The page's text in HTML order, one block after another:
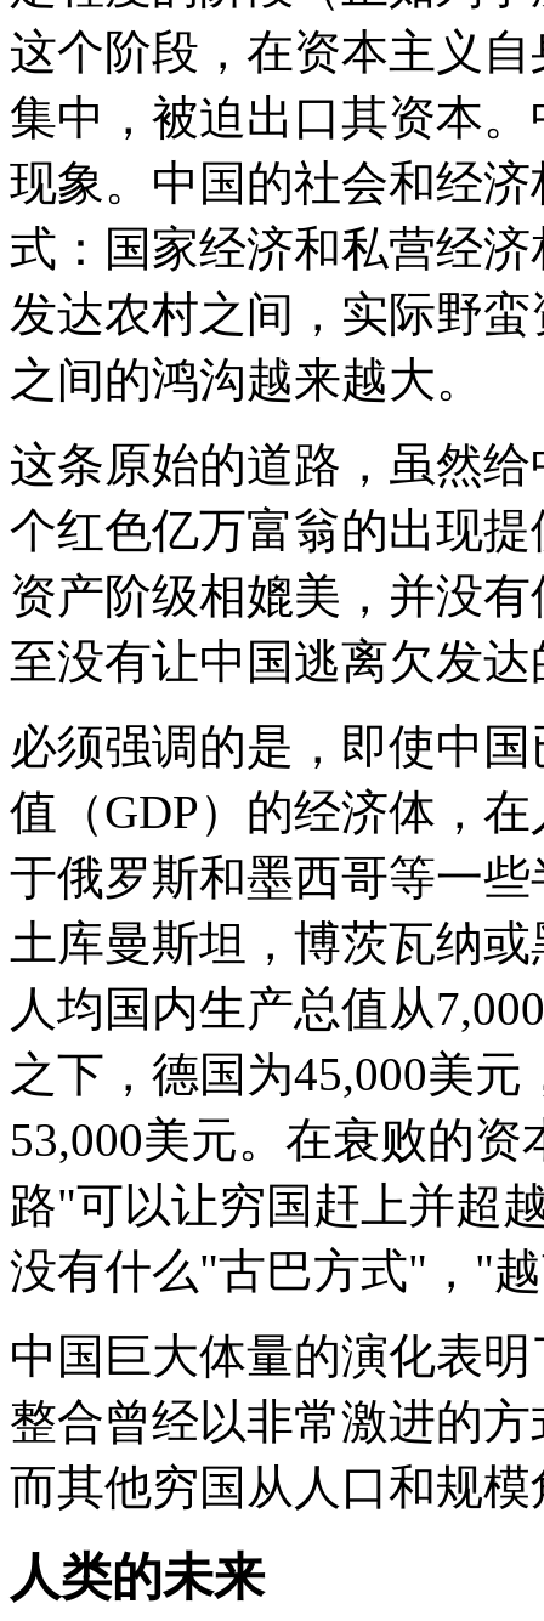
这个阶段，在资本主义
集中，被迫出口其资本
现象。中国的社会和经
式：国家经济和私营经
发达农村之间，实际野
之间的鸿沟越来越大。
这条原始的道路，虽然
个红色亿万富翁的出现
资产阶级相媲美，并没
至没有让中国逃离欠发
必须强调的是，即使中
值（GDP）的经济体，
于俄罗斯和墨西哥等一
土库曼斯坦，博茨瓦纳
人均国内生产总值从
之下，德国为45,000美
53,000美元。在衰败的
路"可以让穷国赶上并超
没有什么"古巴方式"，"
中国巨大体量的演化表
整合曾经以非常激进的
而其他穷国从人口和规
人类的未来